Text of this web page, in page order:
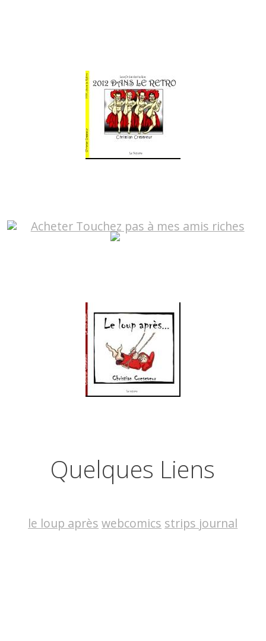
Quelques Liens
le loup après webcomics strips journal